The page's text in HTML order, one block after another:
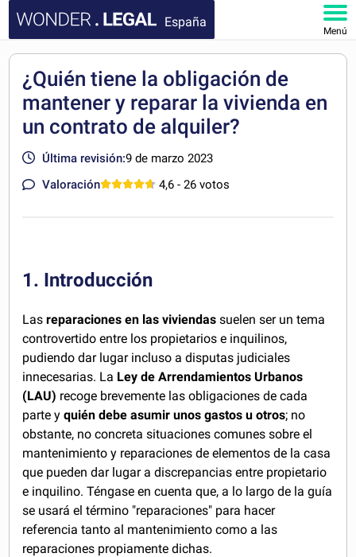
España
Menú
DOCUMENTOS
MI CUENTA
¿Quién tiene la obligación de
mantener y reparar la vivienda en
un contrato de alquiler?
Última revisión:9 de marzo 2023
Valoración
4,6 - 26 votos
1. Introducción
Lasreparaciones en las viviendas suelen ser un tema
controvertido entre los propietarios e inquilinos,
pudiendo dar lugar incluso a disputas judiciales
innecesarias. La Ley de Arrendamientos Urbanos
(LAU) recoge brevemente las obligaciones de cada
parte yquién debe asumir unos gastos u otros; no
obstante, no concreta situaciones comunes sobre el
mantenimiento y reparaciones de elementos de la casa
que pueden dar lugar a discrepancias entre propietario
e inquilino. Téngase en cuenta que, a lo largo de la guía
se usará el término "reparaciones" para hacer
referencia tanto al mantenimiento como a las
reparaciones propiamente dichas.